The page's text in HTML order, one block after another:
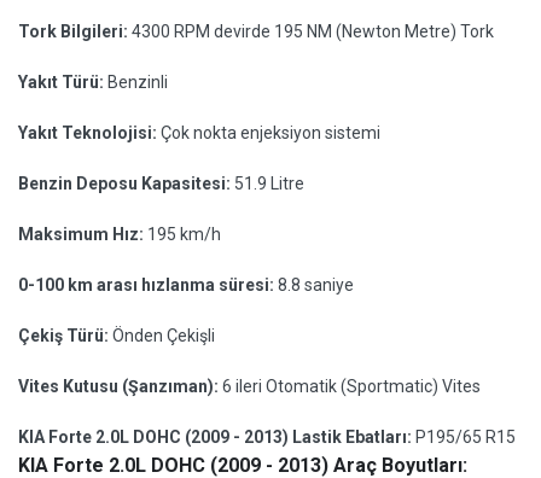
Tork Bilgileri: 4300 RPM devirde 195 NM (Newton Metre) Tork
Yakıt Türü: Benzinli
Yakıt Teknolojisi: Çok nokta enjeksiyon sistemi
Benzin Deposu Kapasitesi: 51.9 Litre
Maksimum Hız: 195 km/h
0-100 km arası hızlanma süresi: 8.8 saniye
Çekiş Türü: Önden Çekişli
Vites Kutusu (Şanzıman): 6 ileri Otomatik (Sportmatic) Vites
KIA Forte 2.0L DOHC (2009 - 2013) Lastik Ebatları: P195/65 R15
KIA Forte 2.0L DOHC (2009 - 2013) Araç Boyutları: